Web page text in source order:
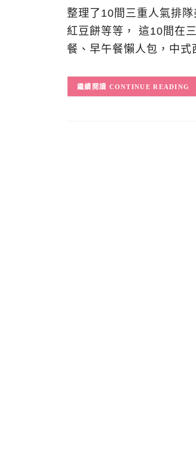
整理了10間三重人氣排
紅豆餅等等， 這10間在
餐、早午餐懶人包，中
CONTINUE READING